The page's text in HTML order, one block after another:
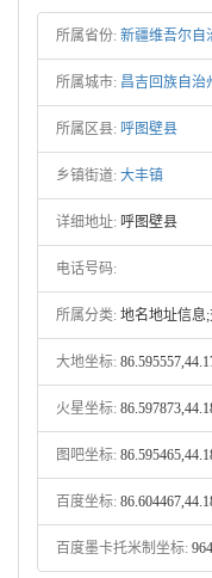
所属省份: 新疆维吾尔自
所属城市: 昌吉回族自治
所属区县: 呼图壁县
乡镇街道: 大丰镇
详细地址: 呼图壁县
电话号码:
所属分类: 地名地址信息
大地坐标:
火星坐标:
图吧坐标:
百度坐标:
百度墨卡托米制坐标: